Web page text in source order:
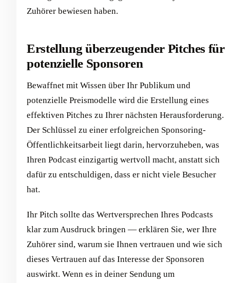
Zuhörer bewiesen haben.
Erstellung überzeugender Pitches für
potenzielle Sponsoren
Bewaffnet mit Wissen über Ihr Publikum und
potenzielle Preismodelle wird die Erstellung eines
effektiven Pitches zu Ihrer nächsten Herausforderung.
Der Schlüssel zu einer erfolgreichen Sponsoring-
Öffentlichkeitsarbeit liegt darin, hervorzuheben, was
Ihren Podcast einzigartig wertvoll macht, anstatt sich
dafür zu entschuldigen, dass er nicht viele Besucher
hat.
Ihr Pitch sollte das Wertversprechen Ihres Podcasts
klar zum Ausdruck bringen — erklären Sie, wer Ihre
Zuhörer sind, warum sie Ihnen vertrauen und wie sich
dieses Vertrauen auf das Interesse der Sponsoren
auswirkt. Wenn es in deiner Sendung um